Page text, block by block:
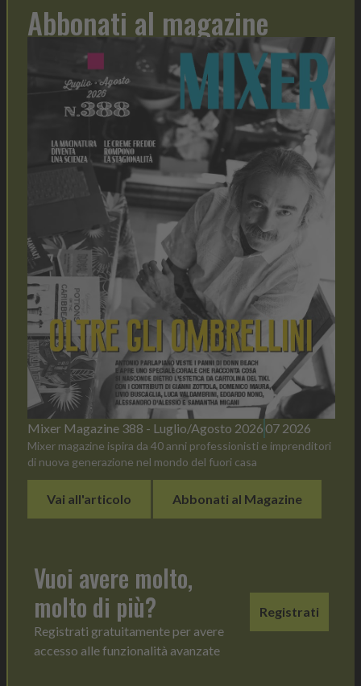
Abbonati al magazine
Mixer Magazine 388 - Luglio/Agosto 2026 07 2026
Mixer magazine ispira da 40 anni professionisti e imprenditori
di nuova generazione nel mondo del fuori casa
Vai all'articolo Abbonati al Magazine
Vuoi avere molto,
molto di più?
Registrati gratuitamente per avere
accesso alle funzionalità avanzate
Registrati